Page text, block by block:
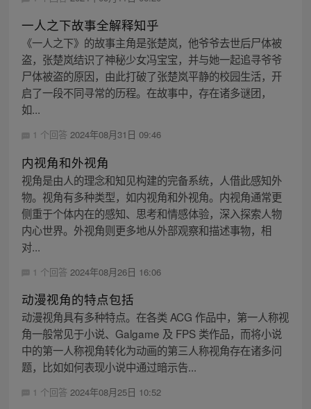
一人之下故事全解释知乎
《一人之下》的故事主角是张楚岚，他爷爷去世后尸体被
盗，张楚岚结识了神秘少女冯宝宝，并与她一起追寻爷爷
尸体被盗的原因，由此打破了张楚岚平静的校园生活，开
启了一段不同寻常的历程。在故事中，存在诸多谜团，
如...
1 个回答 2024年08月31日 09:46
内视角和外视角
视角是由人的理念和知见构建的完备系统，人借此感知外
物。视角有多种类型，如内视角和外视角。内视角通常更
侧重于个体内在的感知、思考和情感体验，深入探索人物
内心世界。外视角则更多地从外部观察和描述事物，相
对...
1 个回答 2024年08月26日 16:06
动漫视角的特点包括
动漫视角具有多种特点。在各类 ACG 作品中，第一人称视
角一般常见于小说、Galgame 及 FPS 类作品，而将小说
中的第一人称视角转化为动画的第三人称视角存在诸多问
题，比如如何表现小说中通过暗示告...
1 个回答 2024年08月25日 10:52